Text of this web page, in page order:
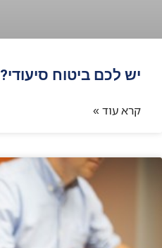
יש לכם ביטוח סיעודי?
קרא עוד »